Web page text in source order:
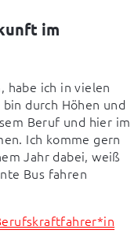
im
habe ich in vielen
durch Höhen und
Beruf und hier im
Ich komme gern
Jahr dabei, weiß
Bus fahren